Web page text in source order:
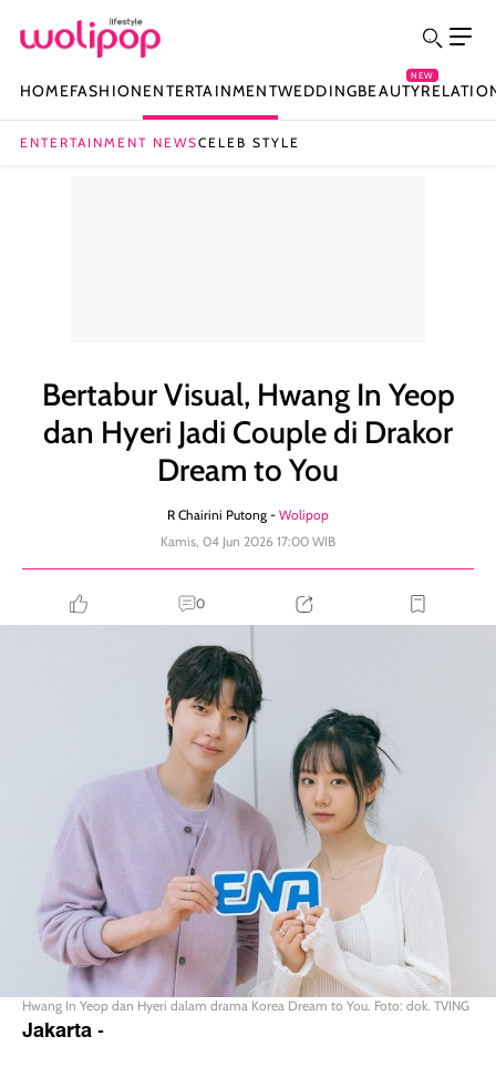
HOMEFASHIONENTERTAINMENTWEDDINGBEAUTY
NEW
ENTERTAINMENT NEWSCELEB STYLE
Bertabur Visual, Hwang In Yeop
dan Hyeri Jadi Couple di Drakor
Dream to You
R Chairini Putong - Wolipop
Kamis, 04 Jun 2026 17:00 WIB
0
Hwang In Yeop dan Hyeri dalam drama Korea Dream to You. Foto: dok. TVING
Jakarta-